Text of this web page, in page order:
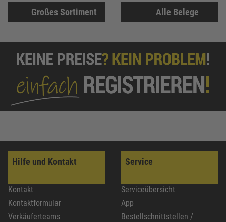
Großes Sortiment Alle Belege
Hilfe und Kontakt
Kontakt
Kontaktformular
Verkäuferteams
Service
Serviceübersicht
App
Bestellschnittstellen /